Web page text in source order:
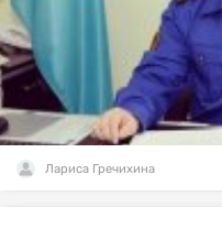
Лариса Гречихина